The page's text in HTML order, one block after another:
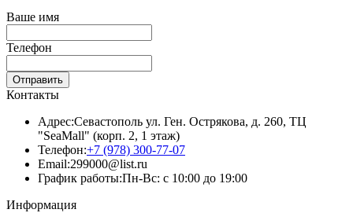
Ваше имя
Телефон
Отправить
Контакты
Адрес:Севастополь ул. Ген. Острякова, д. 260, ТЦ
"SeaMall" (корп. 2, 1 этаж)
Телефон:+7 (978) 300-77-07
Email:299000@list.ru
График работы:Пн-Вс: с 10:00 до 19:00
Информация